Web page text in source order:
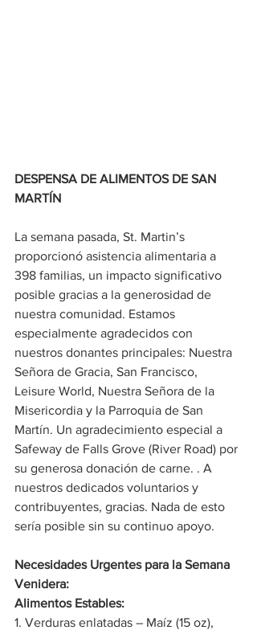
DESPENSA DE ALIMENTOS DE SAN
MARTÍN
La semana pasada, St. Martin’s
proporcionó asistencia alimentaria a
398 familias, un impacto significativo
posible gracias a la generosidad de
nuestra comunidad. Estamos
especialmente agradecidos con
nuestros donantes principales: Nuestra
Señora de Gracia, San Francisco,
Leisure World, Nuestra Señora de la
Misericordia y la Parroquia de San
Martín. Un agradecimiento especial a
Safeway de Falls Grove (River Road) por
su generosa donación de carne. . A
nuestros dedicados voluntarios y
contribuyentes, gracias. Nada de esto
sería posible sin su continuo apoyo.
Necesidades Urgentes para la Semana
Venidera:
Alimentos Estables:
1. Verduras enlatadas – Maíz (15 oz),